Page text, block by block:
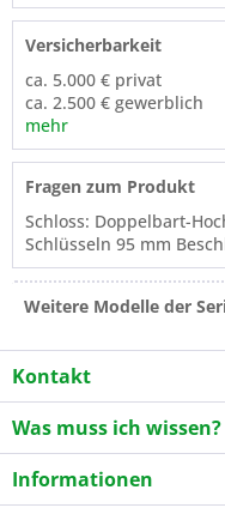
Versicherbarkeit
ca. 5.000 € privat
ca. 2.500 € gewerblich
mehr
Fragen zum Produkt
Schloss: Doppelbart-
Schlüsseln 95 mm
Weitere Modelle der
Kontakt
Was muss ich wissen?
Informationen